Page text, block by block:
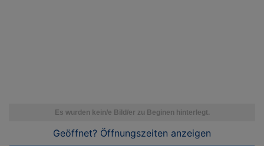
Geöffnet? Öffnungszeiten anzeigen